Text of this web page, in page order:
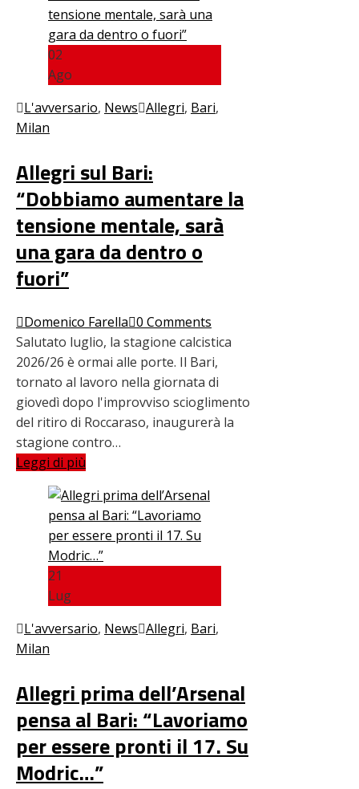
02
Ago
L'avversario, News Allegri, Bari,
Milan
Allegri sul Bari:
“Dobbiamo aumentare la
tensione mentale, sarà
una gara da dentro o
fuori”
Domenico Farella 0 Comments
Salutato luglio, la stagione calcistica
2026/26 è ormai alle porte. Il Bari,
tornato al lavoro nella giornata di
giovedì dopo l'improvviso scioglimento
del ritiro di Roccaraso, inaugurerà la
stagione contro…
Leggi di più
21
Lug
L'avversario, News Allegri, Bari,
Milan
Allegri prima dell’Arsenal
pensa al Bari: “Lavoriamo
per essere pronti il 17. Su
Modric…”